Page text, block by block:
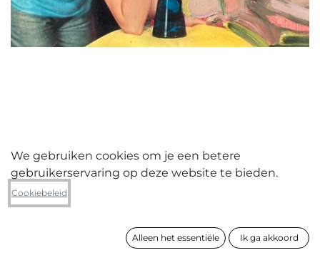
Peter Lagast
We gebruiken cookies om je een betere
gebruikerservaring op deze website te bieden.
Cookiebeleid
Alleen het essentiële Ik ga akkoord